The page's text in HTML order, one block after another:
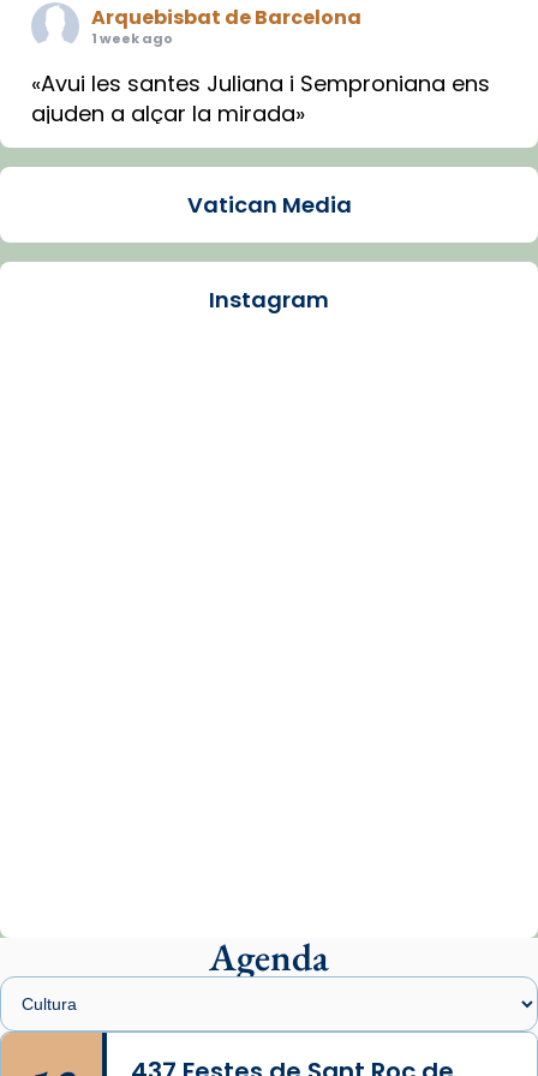
Arquebisbat de Barcelona
1 week ago
«Avui les santes Juliana i Semproniana ens
ajuden a alçar la mirada»
Mons. Sergi Gordo, bisbe de Tortosa, ha
Santes de Mataró.
🔗tinyurl.com/cvu5jmbk
Arquebisbat de Barcelona
2 weeks ago
Memòria de les santes Juliana i
Semproniana, verges i màrtirs.
Vatican Media
Instagram
Agenda